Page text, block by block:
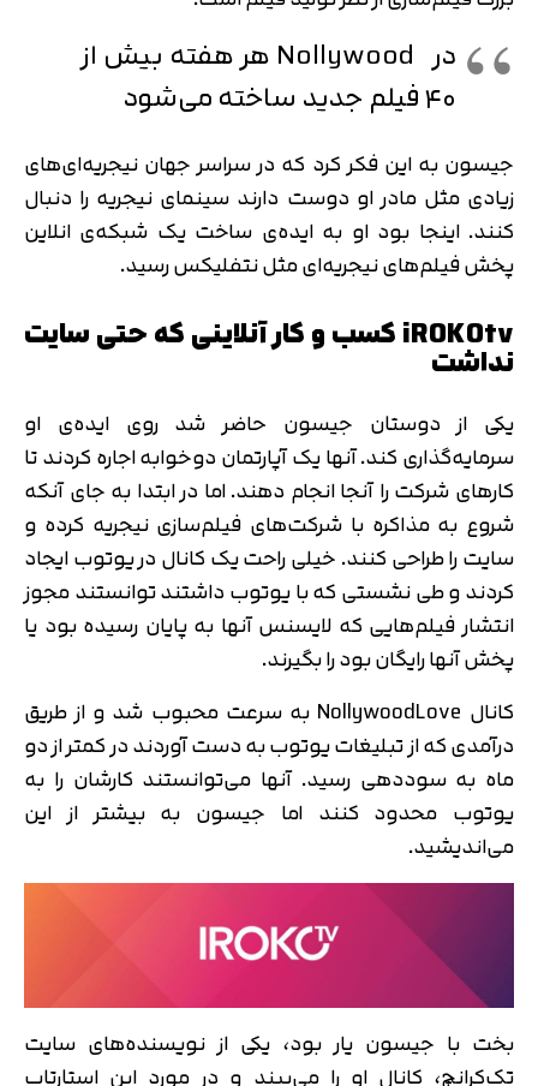
در Nollywood هر هفته بیش از
۴۰ فیلم جدید ساخته می‌شود
جیسون به این فکر کرد که در سراسر جهان نیجریه‌ای‌های
زیادی مثل مادر او دوست دارند سینمای نیجریه را دنبال
کنند. اینجا بود او به ایده‌ی ساخت یک شبکه‌ی انلاین
پخش فیلم‌های نیجریه‌‌ای مثل نتفلیکس رسید.
iROKOtv کسب و کار آنلاینی که حتی سایت
نداشت
یکی از دوستان جیسون حاضر شد روی ایده‌ی او
سرمایه‌گذاری کند. آنها یک آپارتمان دوخوابه اجاره کردند تا
کارهای شرکت را آنجا انجام دهند. اما در ابتدا به جای آنکه
شروع به مذاکره با شرکت‌های فیلم‌سازی نیجریه کرده و
سایت را طراحی کنند. خیلی راحت یک کانال در یوتوب ایجاد
کردند و طی نشستی که با یوتوب داشتند توانستند مجوز
انتشار فیلم‌هایی که لایسنس آنها به پایان رسیده بود یا
پخش آنها رایگان بود را بگیرند.
کانال NollywoodLove به سرعت محبوب شد و از طریق
درآمدی که از تبلیغات یوتوب به دست آوردند در کمتر از دو
ماه به سوددهی رسید. آنها می‌توانستند کارشان را به
یوتوب محدود کنند اما جیسون به بیشتر از این
می‌اندیشید.
بخت با جیسون یار بود، یکی از نویسنده‌های سایت
تک‌کرانچ، کانال او را می‌بیند و در مورد این استارتاپ